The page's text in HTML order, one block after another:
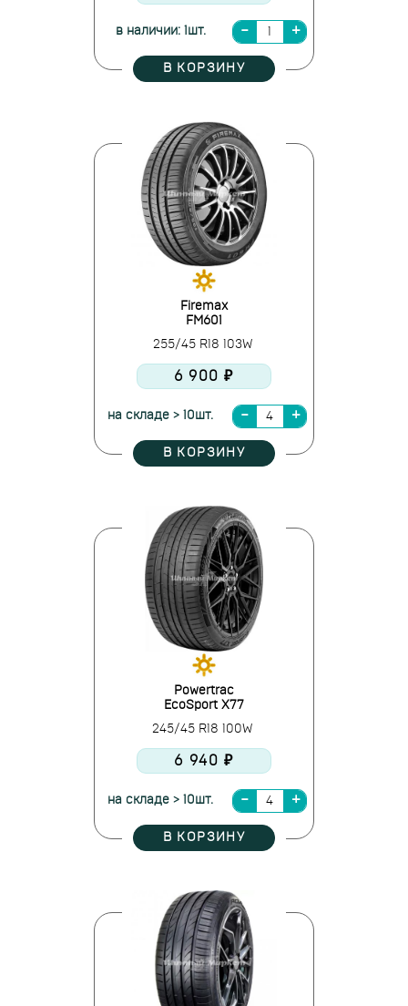
в наличии: 1шт.
В КОРЗИНУ
Firemax
FM601
255/45 R18 103W
6 900 ₽
на складе > 10шт.
В КОРЗИНУ
Powertrac
EcoSport X77
245/45 R18 100W
6 940 ₽
на складе > 10шт.
В КОРЗИНУ